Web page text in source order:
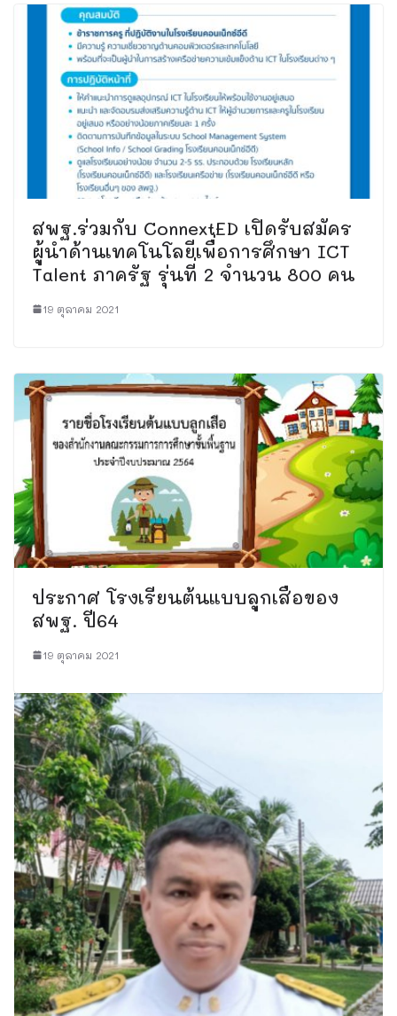
สพฐ.ร่วมกับ ConnextED เปิดรับสมัคร
ผู้นำด้านเทคโนโลยีเพื่อการศึกษา ICT
Talent ภาครัฐ รุ่นที่ 2 จำนวน 800 คน
19 ตุลาคม 2021
ประกาศ โรงเรียนต้นแบบลูกเสือของ
สพฐ. ปี64
19 ตุลาคม 2021